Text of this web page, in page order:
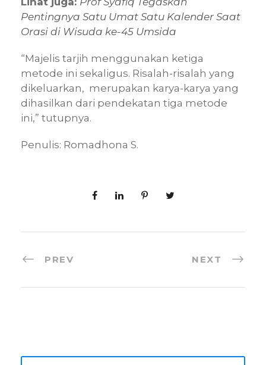
Pentingnya Satu Umat Satu Kalender Saat
Orasi di Wisuda ke-45 Umsida
“Majelis tarjih menggunakan ketiga
metode ini sekaligus. Risalah-risalah yang
dikeluarkan, merupakan karya-karya yang
dihasilkan dari pendekatan tiga metode
ini,” tutupnya.
Penulis: Romadhona S.
PREV NEXT